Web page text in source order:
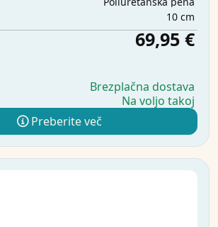
10 cm
69,95 €
Brezplačna dostava
Na voljo takoj
Preberite več